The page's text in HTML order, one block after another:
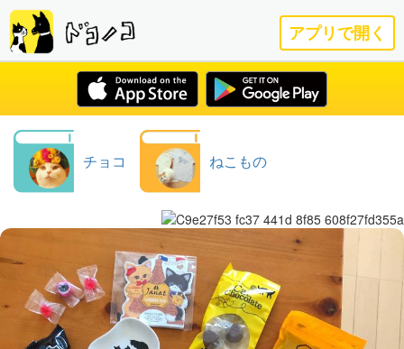
アプリで開く
チョコ ねこもの